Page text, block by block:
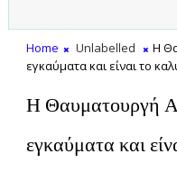
Home Unlabelled
Η
εγκαύματα και είναι το
Η Θαυματουργή
εγκαύματα και